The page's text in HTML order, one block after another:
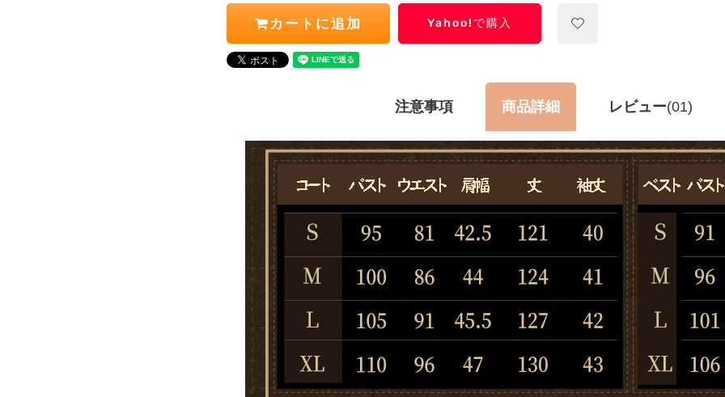
カートに追加 Yahoo!で購入
注意事項 商品詳細 レビュー(01)